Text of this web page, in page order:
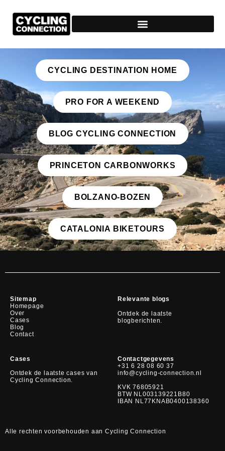
CYCLING DESTINATION HOME
PRO FOR A WEEKEND
BLOG CYCLING CONNECTION
PRINCETON CARBONWORKS
BOLZANO-BOZEN
CATALONIA BIKETOURS
Sitemap
Homepage
Over
Cases
Blog
Contact
Relevante blogs
Ontdek de laatste
blogberichten.
Cases
Ontdek de laatste cases van
Cycling Connection.
Contactgegevens
+31 6 28 08 60 37
info@cycling-connection.nl
KVK 76805921
BTW NL003139221 B80
IBAN NL77KNAB0400138360
Alle rechten voorbehouden aan Cycling Connection